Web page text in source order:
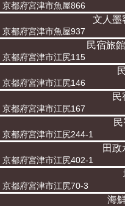
京都府宮津市魚屋866
文人墨
京都府宮津市魚屋937
民宿旅
京都府宮津市江尻115
京都府宮津市江尻146
民
京都府宮津市江尻167
京都府宮津市江尻244-1
田政
京都府宮津市江尻402-1
京都府宮津市江尻70-3
海